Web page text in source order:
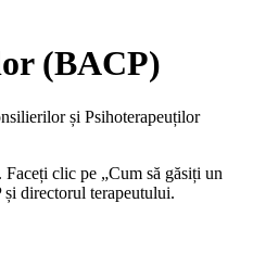
(BACP)
și Psihoterapeuților
clic pe „Cum să găsiți un
directorul terapeutului.